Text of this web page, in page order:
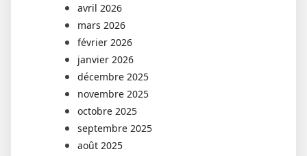
avril 2026
mars 2026
février 2026
janvier 2026
décembre 2025
novembre 2025
octobre 2025
septembre 2025
août 2025